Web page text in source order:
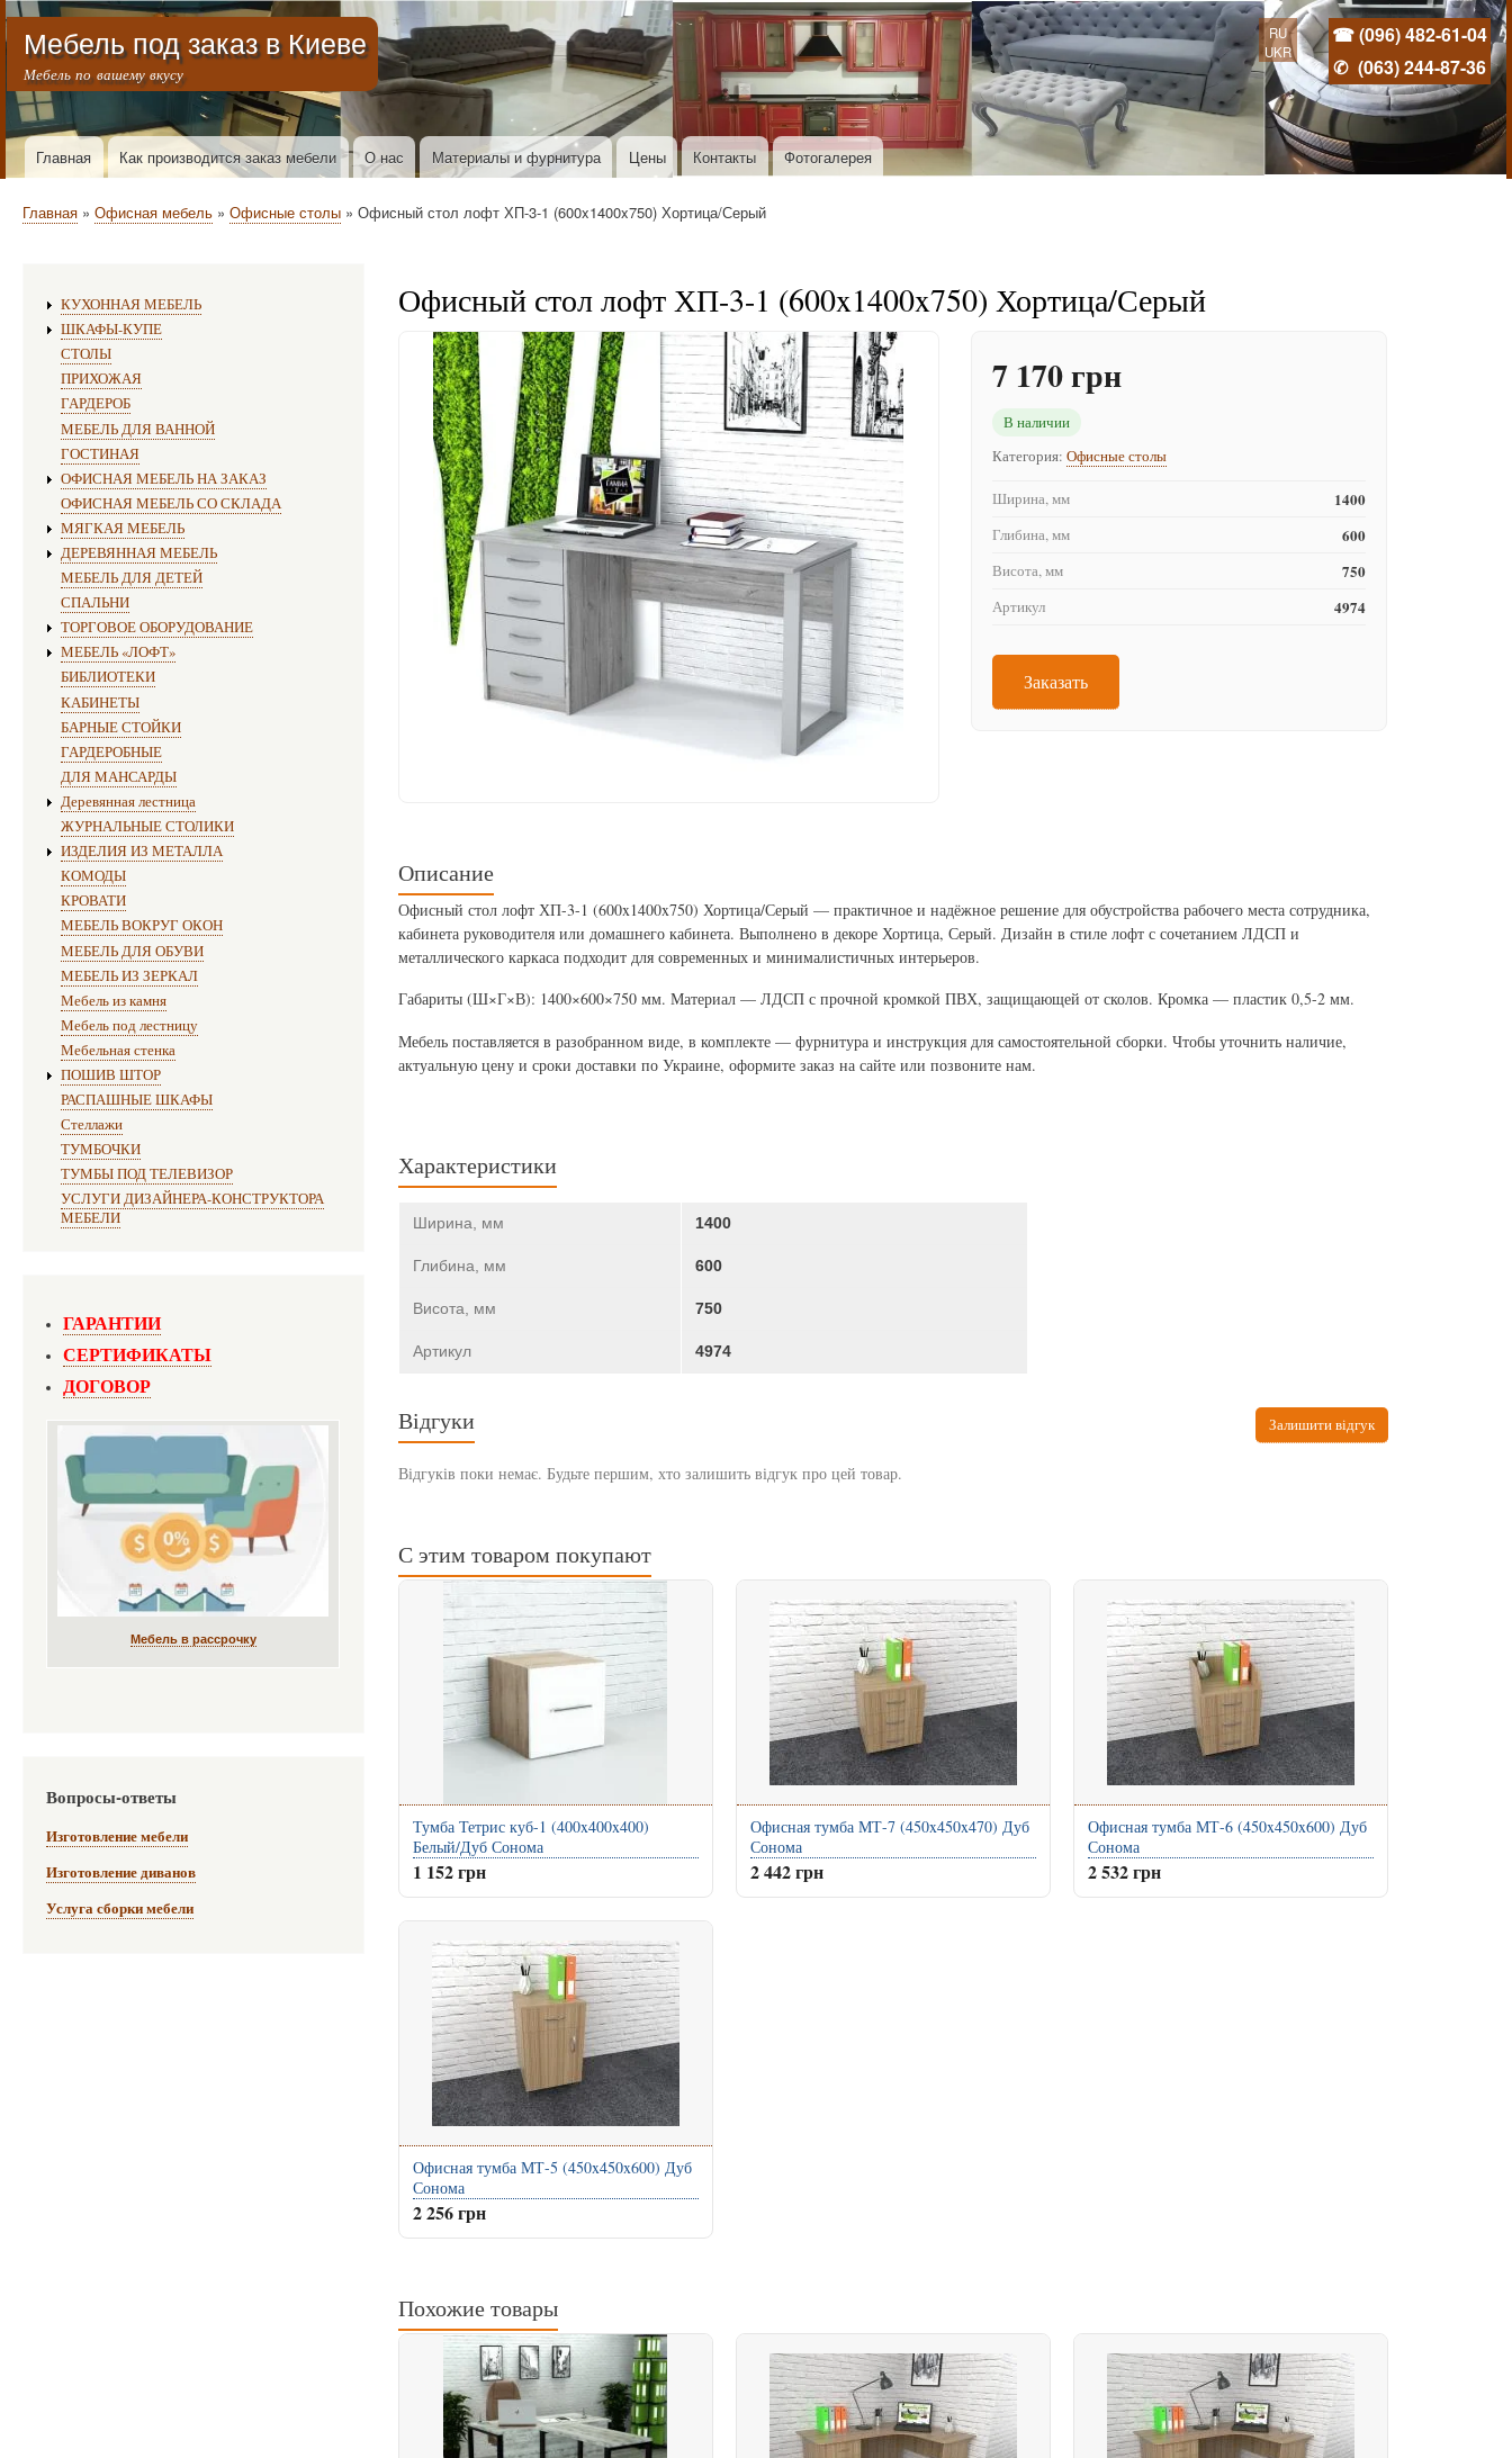
Перейти к основному содержанию
Меню учётной записи пользователя
Мебель под заказ в Киеве
Мебель по вашему вкусу
☎ (096) 482-61-04
✆ (063) 244-87-36
RU
UKR
Горизонтальное меню
Главная Как производится заказ мебели О нас Материалы и фурнитура Цены Контакты Фотогалерея
Строка навигации
Главная Офисная мебель Офисные столы Офисный стол лофт ХП-3-1 (600x1400x750) Хортица/Серый
Офисный стол лофт ХП-3-1 (600x1400x750) Хортица/Серый
7 170 грн
В наличии
Категория:Офисные столы
Ширина, мм 1400
Глибина, мм 600
Висота, мм 750
Артикул 4974
Заказать
Описание
Офисный стол лофт ХП-3-1 (600x1400x750) Хортица/Серый — практичное и надёжное решение для обустройства рабочего места сотрудника,
кабинета руководителя или домашнего кабинета. Выполнено в декоре Хортица, Серый. Дизайн в стиле лофт с сочетанием ЛДСП и
металлического каркаса подходит для современных и минималистичных интерьеров.
Габариты (Ш×Г×В): 1400×600×750 мм. Материал — ЛДСП с прочной кромкой ПВХ, защищающей от сколов. Кромка — пластик 0,5-2 мм.
Мебель поставляется в разобранном виде, в комплекте — фурнитура и инструкция для самостоятельной сборки. Чтобы уточнить наличие,
актуальную цену и сроки доставки по Украине, оформите заказ на сайте или позвоните нам.
Характеристики
Ширина, мм 1400
Глибина, мм 600
Висота, мм 750
Артикул 4974
Відгуки Залишити відгук
Відгуків поки немає. Будьте першим, хто залишить відгук про цей товар.
С этим товаром покупают
Тумба Тетрис куб-1 (400x400x400)
Белый/Дуб Сонома
1 152 грн
Офисная тумба МТ-7 (450x450x470) Дуб
Сонома
2 442 грн
Офисная тумба МТ-6 (450x450x600) Дуб
Сонома
2 532 грн
Офисная тумба МТ-5 (450x450x600) Дуб
Сонома
2 256 грн
Похожие товары
КУХОННАЯ МЕБЕЛЬ
ШКАФЫ-КУПЕ
СТОЛЫ
ПРИХОЖАЯ
ГАРДЕРОБ
МЕБЕЛЬ ДЛЯ ВАННОЙ
ГОСТИНАЯ
ОФИСНАЯ МЕБЕЛЬ НА ЗАКАЗ
ОФИСНАЯ МЕБЕЛЬ СО СКЛАДА
МЯГКАЯ МЕБЕЛЬ
ДЕРЕВЯННАЯ МЕБЕЛЬ
МЕБЕЛЬ ДЛЯ ДЕТЕЙ
СПАЛЬНИ
ТОРГОВОЕ ОБОРУДОВАНИЕ
МЕБЕЛЬ «ЛОФТ»
БИБЛИОТЕКИ
КАБИНЕТЫ
БАРНЫЕ СТОЙКИ
ГАРДЕРОБНЫЕ
ДЛЯ МАНСАРДЫ
Деревянная лестница
ЖУРНАЛЬНЫЕ СТОЛИКИ
ИЗДЕЛИЯ ИЗ МЕТАЛЛА
КОМОДЫ
КРОВАТИ
МЕБЕЛЬ ВОКРУГ ОКОН
МЕБЕЛЬ ДЛЯ ОБУВИ
МЕБЕЛЬ ИЗ ЗЕРКАЛ
Мебель из камня
Мебель под лестницу
Мебельная стенка
ПОШИВ ШТОР
РАСПАШНЫЕ ШКАФЫ
Стеллажи
ТУМБОЧКИ
ТУМБЫ ПОД ТЕЛЕВИЗОР
УСЛУГИ ДИЗАЙНЕРА-КОНСТРУКТОРА
МЕБЕЛИ
ГАРАНТИИ
СЕРТИФИКАТЫ
ДОГОВОР
Мебель в рассрочку
Вопросы-ответы
Изготовление мебели
Изготовление диванов
Услуга сборки мебели